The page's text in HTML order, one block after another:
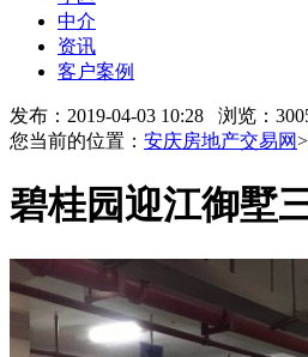
中介
资讯
客户案例
发布：2019-04-03 10:28 浏览：
您当前的位置： 安庆房地产交易网>
碧桂园迎江御墅